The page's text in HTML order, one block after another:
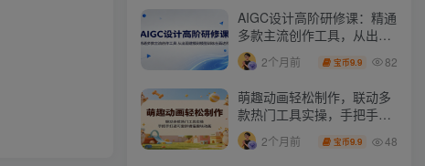
AIGC设计高阶研修课：精通
多款主流创作工具，从出图
建模到模型训练全面进阶
2个月前 宝币9.9 82
萌趣动画轻松制作，联动多
款热门工具实操，手把手打
造可爱胖橘猫趣味动画
2个月前 宝币9.9 48